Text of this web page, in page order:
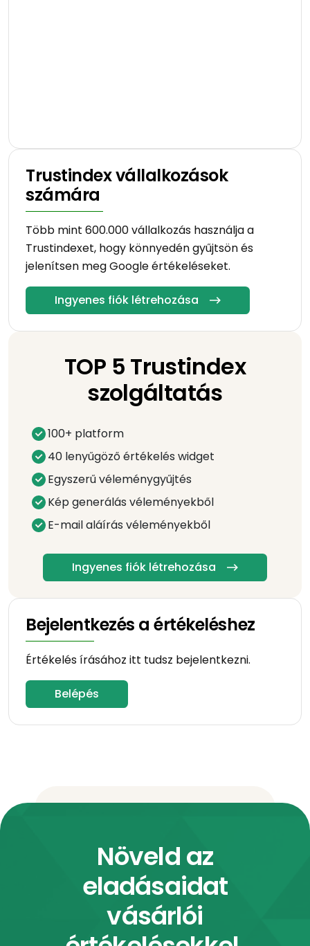
Trustindex vállalkozások
számára
Több mint 600.000 vállalkozás használja a
Trustindexet, hogy könnyedén gyűjtsön és
jelenítsen meg Google értékeléseket.
Ingyenes fiók létrehozása
TOP 5 Trustindex
szolgáltatás
100+ platform
40 lenyűgöző értékelés widget
Egyszerű véleménygyűjtés
Kép generálás véleményekből
E-mail aláírás véleményekből
Ingyenes fiók létrehozása
Bejelentkezés a értékeléshez
Értékelés írásához itt tudsz bejelentkezni.
Belépés
Növeld az
eladásaidat
vásárlói